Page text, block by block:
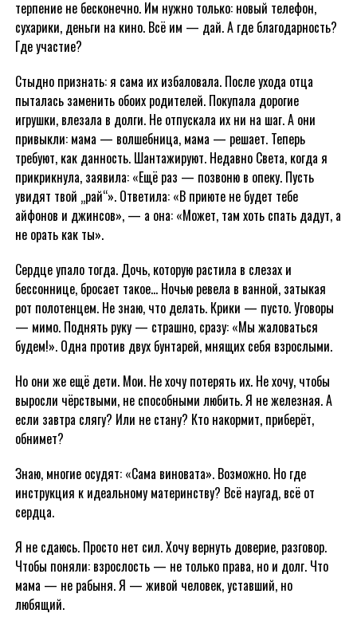
терпение не бесконечно. Им нужно только: новый телефон,
сухарики, деньги на кино. Всё им — дай. А где благодарность?
Где участие?
Стыдно признать: я сама их избаловала. После ухода отца
пыталась заменить обоих родителей. Покупала дорогие
игрушки, влезала в долги. Не отпускала их ни на шаг. А они
привыкли: мама — волшебница, мама — решает. Теперь
требуют, как данность. Шантажируют. Недавно Света, когда я
прикрикнула, заявила: «Ещё раз — позвоню в опеку. Пусть
увидят твой „рай“». Ответила: «В приюте не будет тебе
айфонов и джинсов», — а она: «Может, там хоть спать дадут, а
не орать как ты».
Сердце упало тогда. Дочь, которую растила в слезах и
бессоннице, бросает такое… Ночью ревела в ванной, затыкая
рот полотенцем. Не знаю, что делать. Крики — пусто. Уговоры
— мимо. Поднять руку — страшно, сразу: «Мы жаловаться
будем!». Одна против двух бунтарей, мнящих себя взрослыми.
Но они же ещё дети. Мои. Не хочу потерять их. Не хочу, чтобы
выросли чёрствыми, не способными любить. Я не железная. А
если завтра слягу? Или не стану? Кто накормит, приберёт,
обнимет?
Знаю, многие осудят: «Сама виновата». Возможно. Но где
инструкция к идеальному материнству? Всё наугад, всё от
сердца.
Я не сдаюсь. Просто нет сил. Хочу вернуть доверие, разговор.
Чтобы поняли: взрослость — не только права, но и долг. Что
мама — не рабыня. Я — живой человек, уставший, но
любящий.